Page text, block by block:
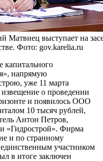
Матвиец выступает на
Фото: gov.karelia.ru
капитального
напрямую
уже 11 марта
извещение о проведении
и появилось ООО
10 тысяч рублей,
Антон Петров,
«Гидрострой». Фирма
и по странному
единственным участником
в итоге заключен